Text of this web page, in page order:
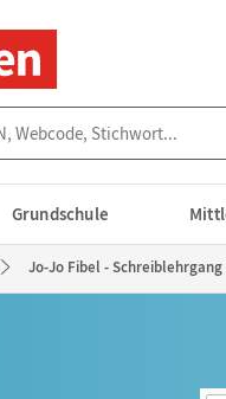
Grundschule
Jo-Jo Fibel -